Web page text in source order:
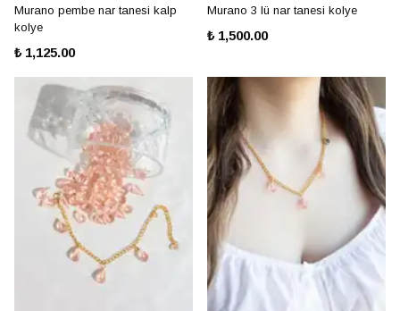
Murano pembe nar tanesi kalp
kolye
₺ 1,125.00
Murano 3 lü nar tanesi kolye
₺ 1,500.00